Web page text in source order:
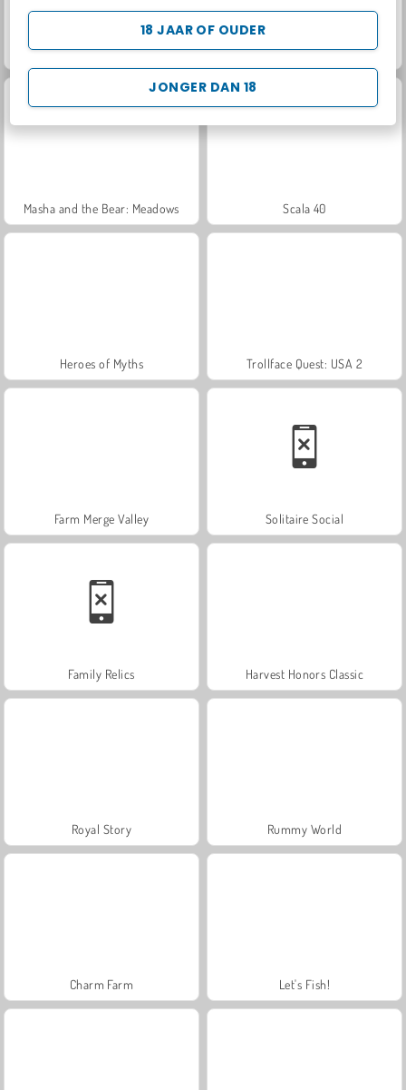
JONGER DAN 18
18 JAAR OF OUDER
Grand Mahjong Connect
Masha and the Bear: Meadows Scala 40
Heroes of Myths Trollface Quest: USA 2
Farm Merge Valley Solitaire Social
Family Relics Harvest Honors Classic
Royal Story Rummy World
Charm Farm Let's Fish!